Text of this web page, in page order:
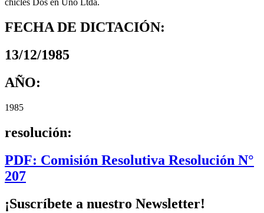
chicles Dos en Uno Ltda.
FECHA DE DICTACIÓN:
13/12/1985
AÑO:
1985
resolución:
PDF: Comisión Resolutiva Resolución N°
207
¡Suscríbete a nuestro Newsletter!